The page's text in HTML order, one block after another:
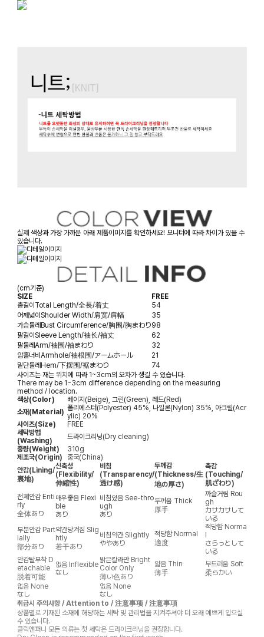
실제 색상과 가장 가까운 아래 제품이미지를 확인하세요! 모니터에 따라 차이가 있을 수
있습니다.
(cm기준)
SIZE
FREE
총길이 Total Length/全長/着丈
54
어깨넓이 Shoulder Width/肩宽/肩幅
35
가슴둘레 Bust Circumference/胸围/胸まわり98
팔길이 Sleeve Length/袖长/袖丈
62
팔둘레 Arm/袖围/袖まわり
32
암홀너비 Armhole/袖根围/アームホール
21
밑단둘레 Hem/下摆围/裾まわり
74
사이즈는 재는 위치에 따라 1~3cm의 오차가 생길 수 있습니다.
There may be 1~3cm difference depending on the measuring
method / location.
색상(Color)
베이지(Beige), 그린(Green), 레드(Red)
소재(Material) 폴리에스터(Polyester) 45%, 나일론(Nylon) 35%, 아크릴(Acr
ylic) 20%
사이즈(Size)
FREE
세탁방법
(Washing)
드라이크리닝(Dry cleaning)
중량(Weight)
310g
제조국(Origin)
중국(China)
안감(Lining/
裏地)
신축성
(Flexibility/
伸縮性)
비침
(Transparency/
透け感)
두께감
(Thickness/生
地の厚さ)
촉감
(Touching/
肌ざわり)
전체안감 Enti
rly
全体あり
매우좋음 Flexi
ble
あり
비침있음 See-thro
ugh
あり
두꺼움 Thick
厚手
까슬거림 Rou
gh
カサカサして
いる
부분안감 Part
ially
部分あり
약간당겨짐 Slig
htly
若干あり
비침약간 Slightly
ややあり
적당함 Normal
適度
적당함 Norma
さらっとして
いる
안감탈부착 D
etachable
脱着可能
없음 Inflexible
なし
밝은칼라만 Bright
Color Only
薄い色あり
얇음 Thin
薄手
부드러움 Soft
柔らかい
없음 None
なし
없음 None
なし
취급시 주의사항 / Attention to / 注意事项 / 注意事項
상품별로 기재된 소재에 해당하는 세탁 및 관리법을 지켜주셔야 더 오래 예쁘게 입으실
수 있습니다.
클릭앤퍼니 모든 의류는 첫 세탁은 드라이크리닝을 권장합니다.